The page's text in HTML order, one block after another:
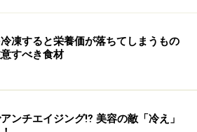
のは「桑椹（そうじん）」とよば
れています。そのうれしい効能は
医学において「腎」とよばれる
育、生殖、老化をつかさどりま
乾燥して耳が遠くなり、足腰が曲
る……と一気に老け込んでしまうの
凍すると栄養価が落ちてしまうもの
すべき食材
ンチエイジング⁉ 美容の敵「冷え」